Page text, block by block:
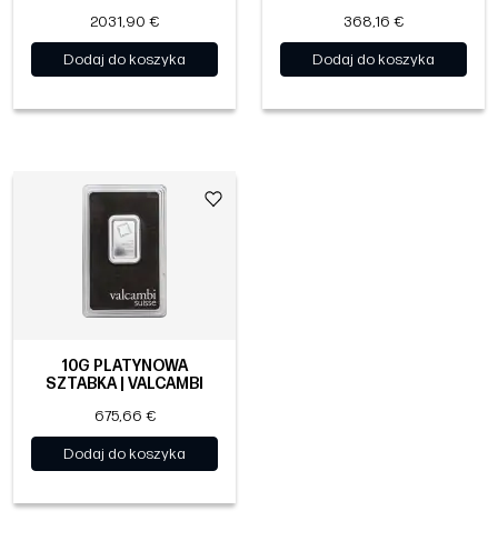
2031,90 €
Dodaj do koszyka
368,16 €
Dodaj do koszyka
10G PLATYNOWA
SZTABKA | VALCAMBI
675,66 €
Dodaj do koszyka